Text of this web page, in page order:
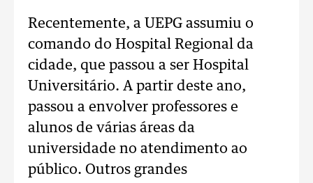
Recentemente, a UEPG assumiu o
comando do Hospital Regional da
cidade, que passou a ser Hospital
Universitário. A partir deste ano,
passou a envolver professores e
alunos de várias áreas da
universidade no atendimento ao
público. Outros grandes